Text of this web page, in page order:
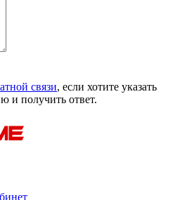
связи, если хотите указать
и получить ответ.